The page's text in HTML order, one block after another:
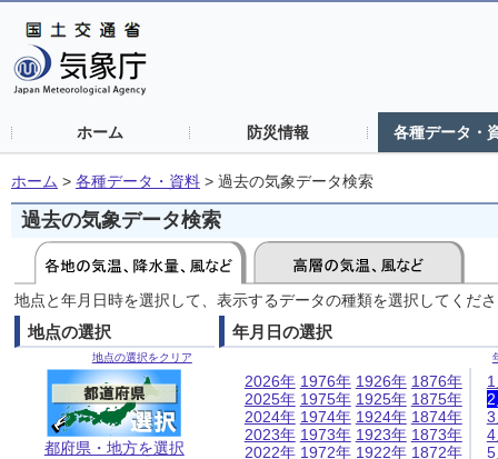
ホーム 防災情報 各種データ・
ホーム > 各種データ・資料 > 過去の気象データ検索
過去の気象データ検索
地点と年月日時を選択して、表示するデータの種類を選択してくだ
地点の選択
地点の選択をクリア
都府県・地方を選択
年月日の選択
2026年
2025年
2024年
2023年
2022年
1976年
1975年
1974年
1973年
1972年
1926年
1925年
1924年
1923年
1922年
1876年
1875年
1874年
1873年
1872年